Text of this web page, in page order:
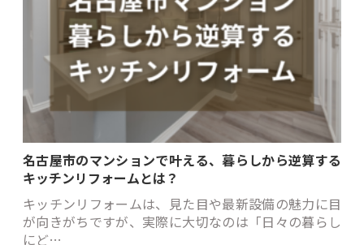
名古屋市のマンションで叶える、暮らしから逆算する
キッチンリフォームとは？
キッチンリフォームは、見た目や最新設備の魅力に目
が向きがちですが、実際に大切なのは「日々の暮らし
にど…